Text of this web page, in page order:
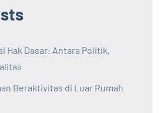
Hak Dasar: Antara Politik,
Beraktivitas di Luar Rumah